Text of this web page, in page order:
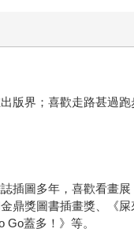
版界；喜歡走路甚過
插圖多年，喜歡看畫
鼎獎圖書插畫獎、《
Go蓋多！》等。